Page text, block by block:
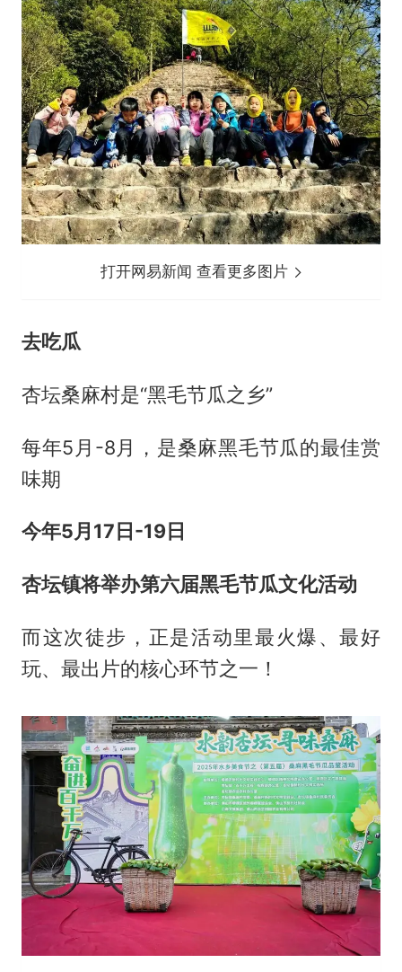
打开网易新闻 查看更多图片
去吃瓜
杏坛桑麻村是“黑毛节瓜之乡”
每年5月-8月，是桑麻黑毛节瓜的最佳赏
味期
今年5月17日-19日
杏坛镇将举办第六届黑毛节瓜文化活动
而这次徒步，正是活动里最火爆、最好
玩、最出片的核心环节之一！